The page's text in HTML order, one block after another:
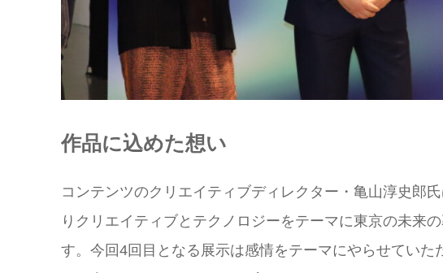
作品に込めた想い
コンテンツのクリエイティブディレクター・亀山淳史郎
りクリエイティブとテクノロジーをテーマに東京の未来
す。今回4回目となる展示は感情をテーマにやらせてい